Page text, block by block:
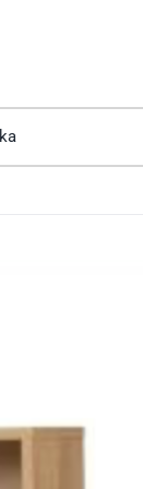
Meble Systemowe